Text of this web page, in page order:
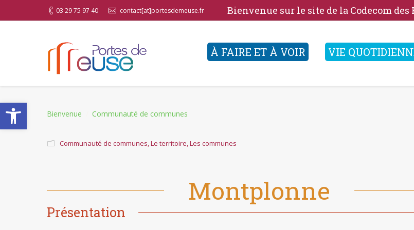
Ouvrir la barre d’outils
03 29 75 97 40 contact[at]portesdemeuse.fr Bienvenue sur le site de la Codecom des
À FAIRE ET À VOIR VIE
You are here:
Bienvenue Communauté de communes
Communauté de communes,Le territoire,Les communes
Montplonne
Présentation